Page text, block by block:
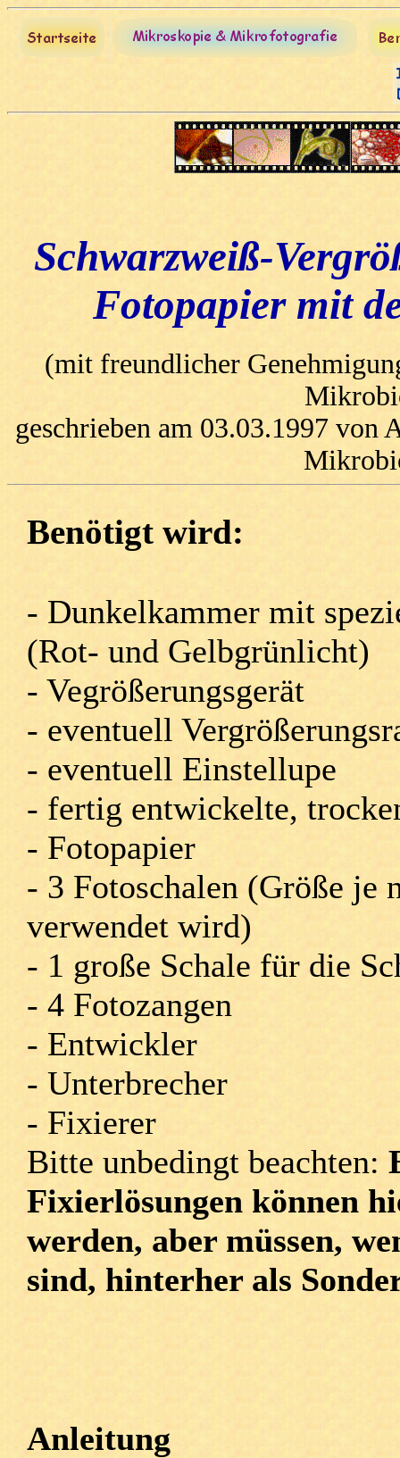
Schwarzweiß-
Fotopapier mit
(mit freundlicher
geschrieben am 03.03.1997
Benötigt wird:
- Dunkelkammer mit
(Rot- und Gelbgrünlicht)
- Vegrößerungsgerät
- eventuell
- eventuell Einstellupe
- fertig entwickelte,
- Fotopapier
- 3 Fotoschalen (Größe je
verwendet wird)
- 1 große Schale für die
- 4 Fotozangen
- Entwickler
- Unterbrecher
- Fixierer
Bitte unbedingt beachten:
Fixierlösungen können
werden, aber müssen,
sind, hinterher als
Anleitung